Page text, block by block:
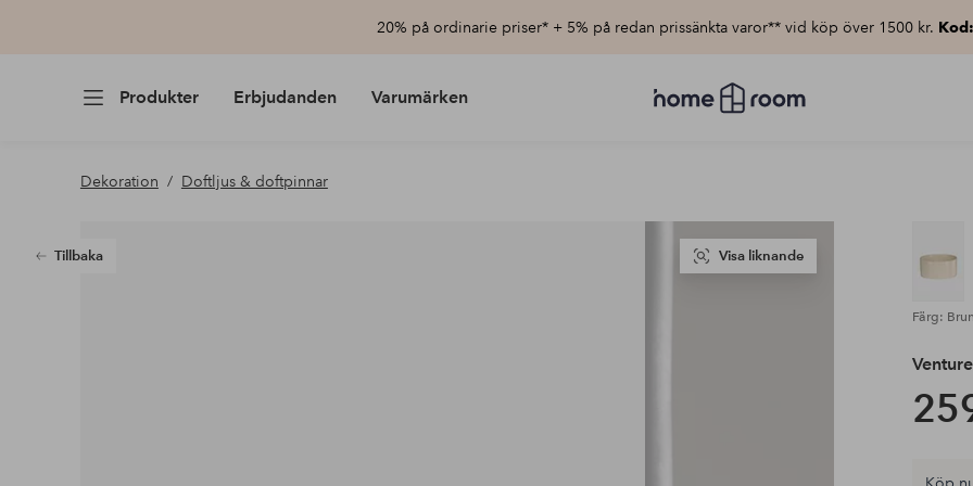
20% på ordinarie priser* + 5% på redan prissänkta varor** vid köp över 1500 kr.
Produkter Erbjudanden Varumärken
Homeroom
–
pris
Dekoration Doftljus & doftpinnar
Tillbaka Visa liknande
Färg: Brun